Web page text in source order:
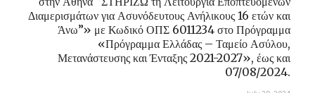
Διαμερισμάτων για Ασυνόδευτους Ανήλικους 16 ετών και
Άνω”» με Κωδικό ΟΠΣ 6011234 στο Πρόγραμμα
«Πρόγραμμα Ελλάδας – Ταμείο Ασύλου,
Μετανάστευσης και Ένταξης 2021-2027», έως και
07/08/2024.